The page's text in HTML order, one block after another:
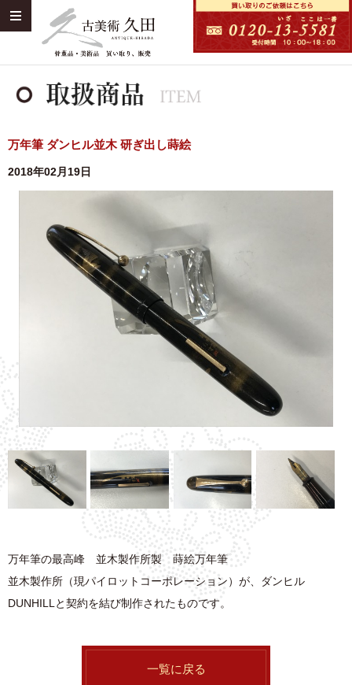
万年筆 ダンヒル並木 研ぎ出し蒔絵
2018年02月19日
万年筆の最高峰 並木製作所製 蒔絵万年筆
並木製作所（現パイロットコーポレーション）が、ダンヒル
DUNHILLと契約を結び制作されたものです。
一覧に戻る